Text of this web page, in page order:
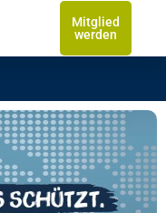
Mitglied
werden